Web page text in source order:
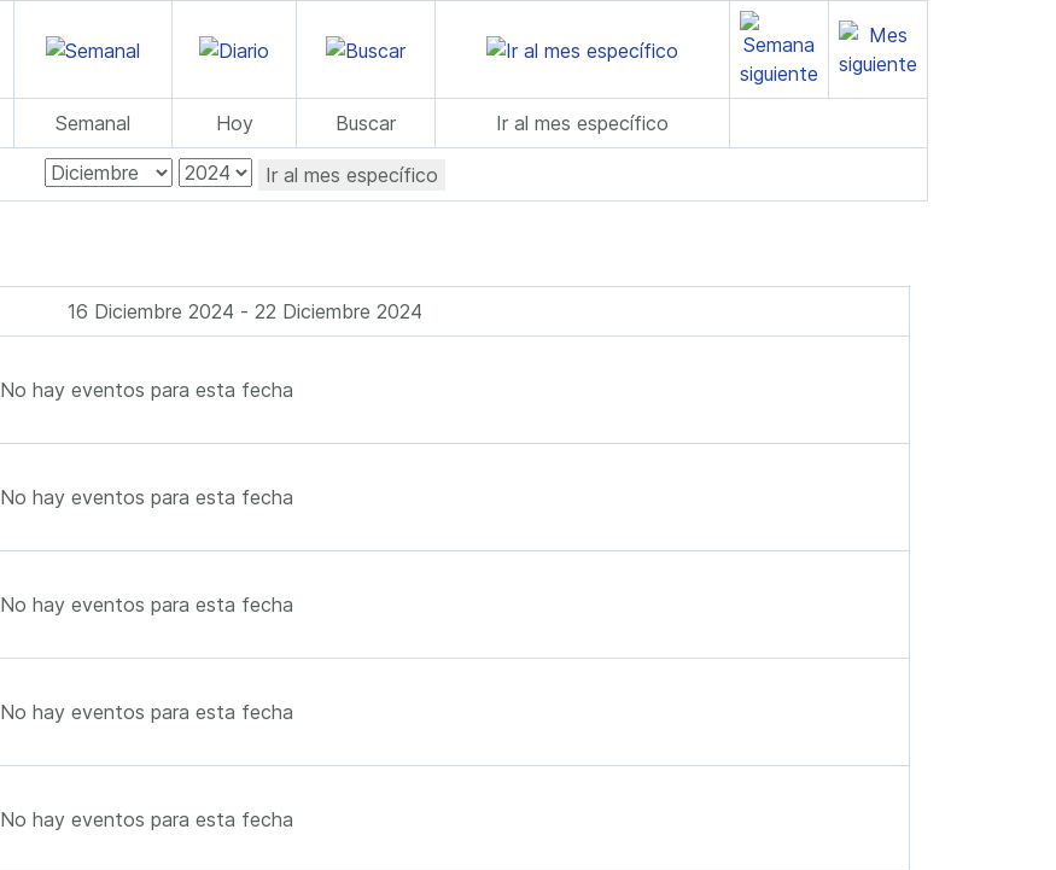
Semanal Hoy Buscar Ir al mes específico
Ir al mes específico
16 Diciembre 2024 - 22 Diciembre 2024
No hay eventos para esta fecha
No hay eventos para esta fecha
No hay eventos para esta fecha
No hay eventos para esta fecha
No hay eventos para esta fecha